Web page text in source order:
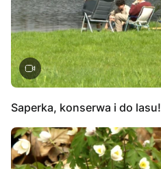
Saperka, konserwa i do lasu!